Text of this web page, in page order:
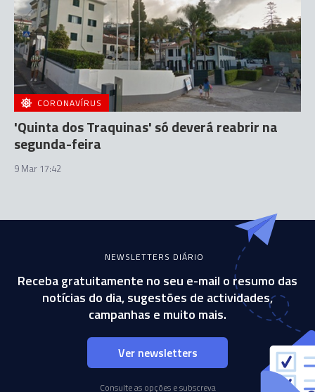
CORONAVÍRUS
'Quinta dos Traquinas' só deverá reabrir na
segunda-feira
9 Mar 17:42
NEWSLETTERS DIÁRIO
Receba gratuitamente no seu e-mail o resumo das
notícias do dia, sugestões de actividades,
campanhas e muito mais.
Ver newsletters
Consulte as opções e subscreva